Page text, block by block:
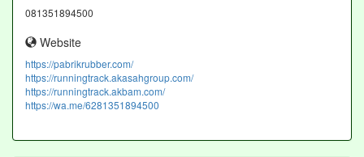
081351894500
Website
https://pabrikrubber.com/
https://runningtrack.akasahgroup.com/
https://runningtrack.akbam.com/
https://wa.me/6281351894500